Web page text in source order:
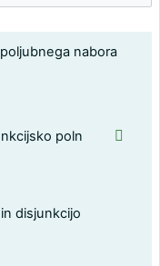
nabora
poln
disjunkcijo